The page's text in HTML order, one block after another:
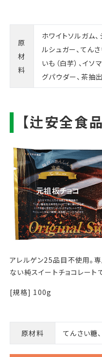
原
材
料
ホワイトソルガム、
ルシュガー、てんさ
いも（白芋）、イソ
グパウダー、茶抽
アレルゲン25品目不使用。
ない純スイートチョコレートで
[規格] 100g
原材料 てんさい糖